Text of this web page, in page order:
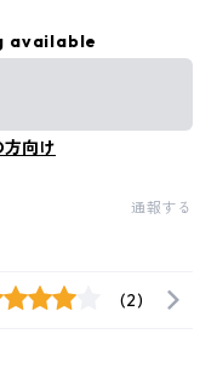
available
方向け
通報する
(2)